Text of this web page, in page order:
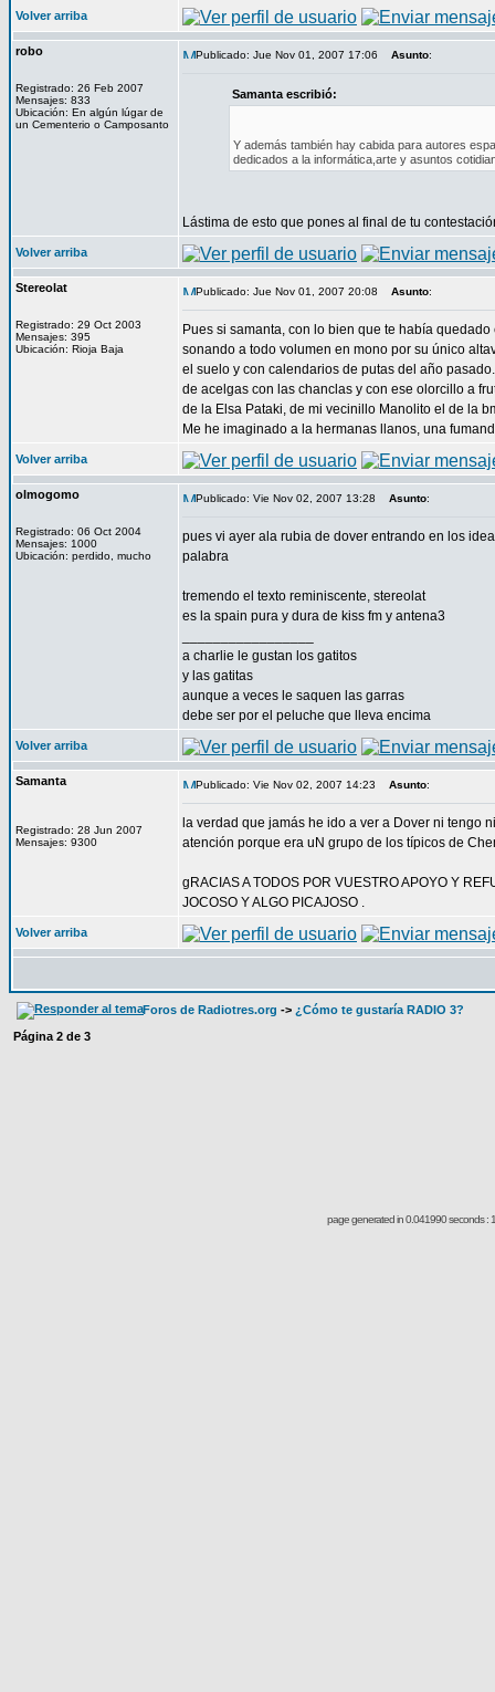
Volver arriba
robo
Registrado: 26 Feb 2007
Mensajes: 833
Ubicación: En algún lúgar de
un Cementerio o Camposanto
Publicado: Jue Nov 01, 2007 17:06 Asunto:
Samanta escribió:
Y además también hay cabida para autores
dedicados a la informática,arte y asuntos
Lástima de esto que pones al final de tu
Volver arriba
Stereolat
Registrado: 29 Oct 2003
Mensajes: 395
Ubicación: Rioja Baja
Publicado: Jue Nov 01, 2007 20:08 Asunto:
Pues si samanta, con lo bien que te había
sonando a todo volumen en mono por su único
el suelo y con calendarios de putas del año
de acelgas con las chanclas y con ese olorcillo a
de la Elsa Pataki, de mi vecinillo Manolito el de la
Me he imaginado a la hermanas llanos, una
Volver arriba
olmogomo
Registrado: 06 Oct 2004
Mensajes: 1000
Ubicación: perdido, mucho
Publicado: Vie Nov 02, 2007 13:28 Asunto:
pues vi ayer ala rubia de dover entrando en los
palabra
tremendo el texto reminiscente, stereolat
es la spain pura y dura de kiss fm y antena3
a charlie le gustan los gatitos
y las gatitas
aunque a veces le saquen las garras
debe ser por el peluche que lleva encima
Volver arriba
Samanta
Registrado: 28 Jun 2007
Mensajes: 9300
Publicado: Vie Nov 02, 2007 14:23 Asunto:
la verdad que jamás he ido a ver a Dover ni tengo
atención porque era uN grupo de los típicos de
gRACIAS A TODOS POR VUESTRO APOYO Y
JOCOSO Y ALGO PICAJOSO .
Volver arriba
Foros de Radiotres.org -> ¿Cómo te gustaría RADIO 3?
Página 2 de 3
page generated in 0.041990 seconds :